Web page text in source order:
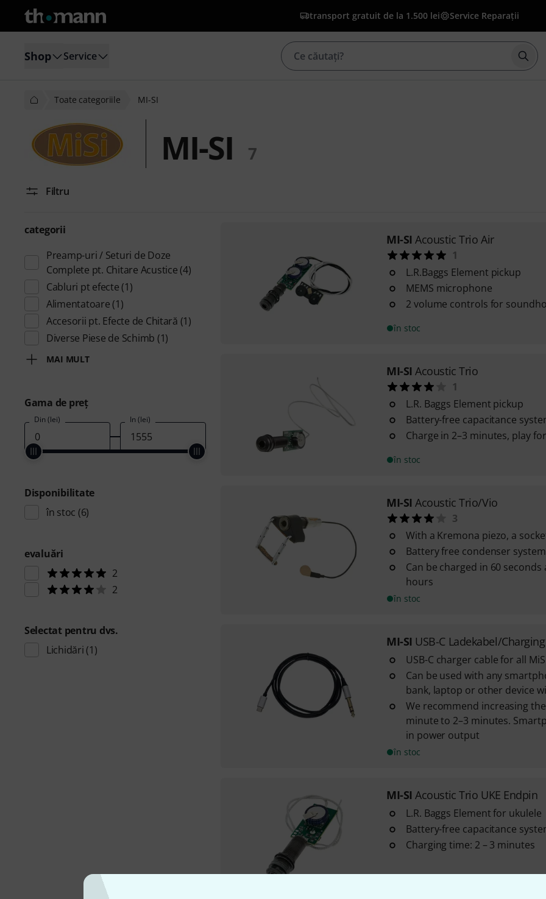
transport gratuit de la 1.500 lei Service Reparații
Shop Service
Toate categoriile MI-SI
MI-SI 7
Filtru
categorii
Preamp-uri / Seturi de Doze
Complete pt. Chitare Acustice (4)
Cabluri pt efecte (1)
Alimentatoare (1)
Accesorii pt. Efecte de Chitară (1)
Diverse Piese de Schimb (1)
MAI MULT
Gama de preţ
Din (lei) În (lei)
Disponibilitate
în stoc (6)
evaluări
2
2
Selectat pentru dvs.
Lichidări (1)
MI-SI Acoustic Trio Air
1
L.R.Baggs Element pickup
MEMS microphone
2 volume controls for
în stoc
MI-SI Acoustic Trio
1
L.R. Baggs Element pickup
Battery-free capacitance
Charge in 2–3 minutes, play
în stoc
MI-SI Acoustic Trio/Vio
3
With a Kremona piezo, a
Battery free condenser system
Can be charged in 60
hours
în stoc
MI-SI USB-C Ladekabel/
USB-C charger cable for all
Can be used with any
bank, laptop or other device
We recommend increasing
minute to 2–3 minutes.
in power output
în stoc
MI-SI Acoustic Trio UKE Endpin
L.R. Baggs Element for ukulele
Battery-free capacitance
Charging time: 2 – 3 minutes